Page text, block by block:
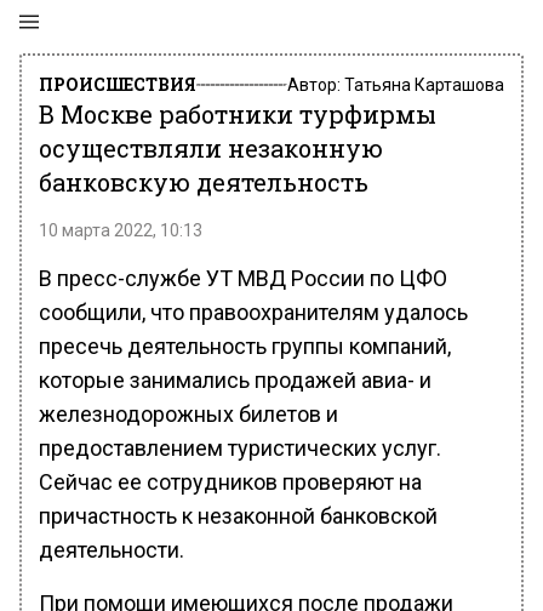
ПРОИСШЕСТВИЯ Автор: Татьяна Карташова
В Москве работники турфирмы
осуществляли незаконную
банковскую деятельность
10 марта 2022, 10:13
В пресс-службе УТ МВД России по ЦФО
сообщили, что правоохранителям удалось
пресечь деятельность группы компаний,
которые занимались продажей авиа- и
железнодорожных билетов и
предоставлением туристических услуг.
Сейчас ее сотрудников проверяют на
причастность к незаконной банковской
деятельности.
При помощи имеющихся после продажи